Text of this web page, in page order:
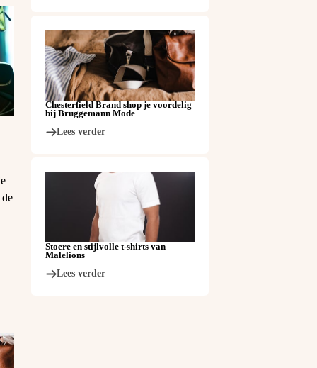
Chesterfield Brand shop je voordelig
bij Bruggemann Mode
Lees verder
Stoere en stijlvolle t-shirts van
Malelions
Lees verder